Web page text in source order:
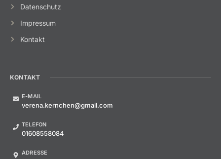
Datenschutz
Impressum
Kontakt
KONTAKT
E-MAIL
verena.kernchen@gmail.com
TELEFON
01608558084
ADRESSE